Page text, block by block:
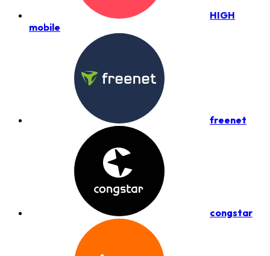
HIGH
mobile
freenet
congstar